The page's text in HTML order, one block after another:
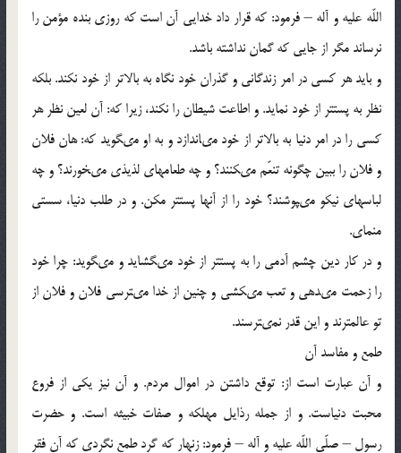
اللّه عليه و آله – فرمود: كه قرار داد خدايى آن است كه روزى بنده مؤمن را
نرساند مگر از جايى كه گمان نداشته باشد.
و بايد هر كسى در امر زندگانى و گذران خود نگاه به بالاتر از خود نكند. بلكه
نظر به پست‏تر از خود نمايد. و اطاعت شيطان را نكند، زيرا كه: آن لعين نظر هر
كسى را در امر دنيا به بالاتر از خود مى‏اندازد و به او مى‏گويد كه: هان فلان
و فلان را ببين چگونه تنعّم مى‏كنند؟ و چه طعامهاى لذيذى مى‏خورند؟ و چه
لباسهاى نيكو مى‏پوشند؟ خود را از آنها پست‏تر مكن. و در طلب دنيا، سستى
منماى.
و در كار دين چشم آدمى را به پست‏تر از خود مى‏گشايد و مى‏گويد: چرا خود
را زحمت مى‏دهى و تعب مى‏كشى و چنين از خدا مى‏ترسى فلان و فلان از
تو عالم‏ترند و اين قدر نمى‏ترسند.
طمع و مفاسد آن
و آن عبارت است از: توقع داشتن در اموال مردم. و آن نيز يكى از فروع
محبت دنياست. و از جمله رذايل مهلكه و صفات خبيثه است. و حضرت
رسول – صلّى اللّه عليه و آله – فرمود: زنهار كه گرد طمع نگردى كه آن فقر